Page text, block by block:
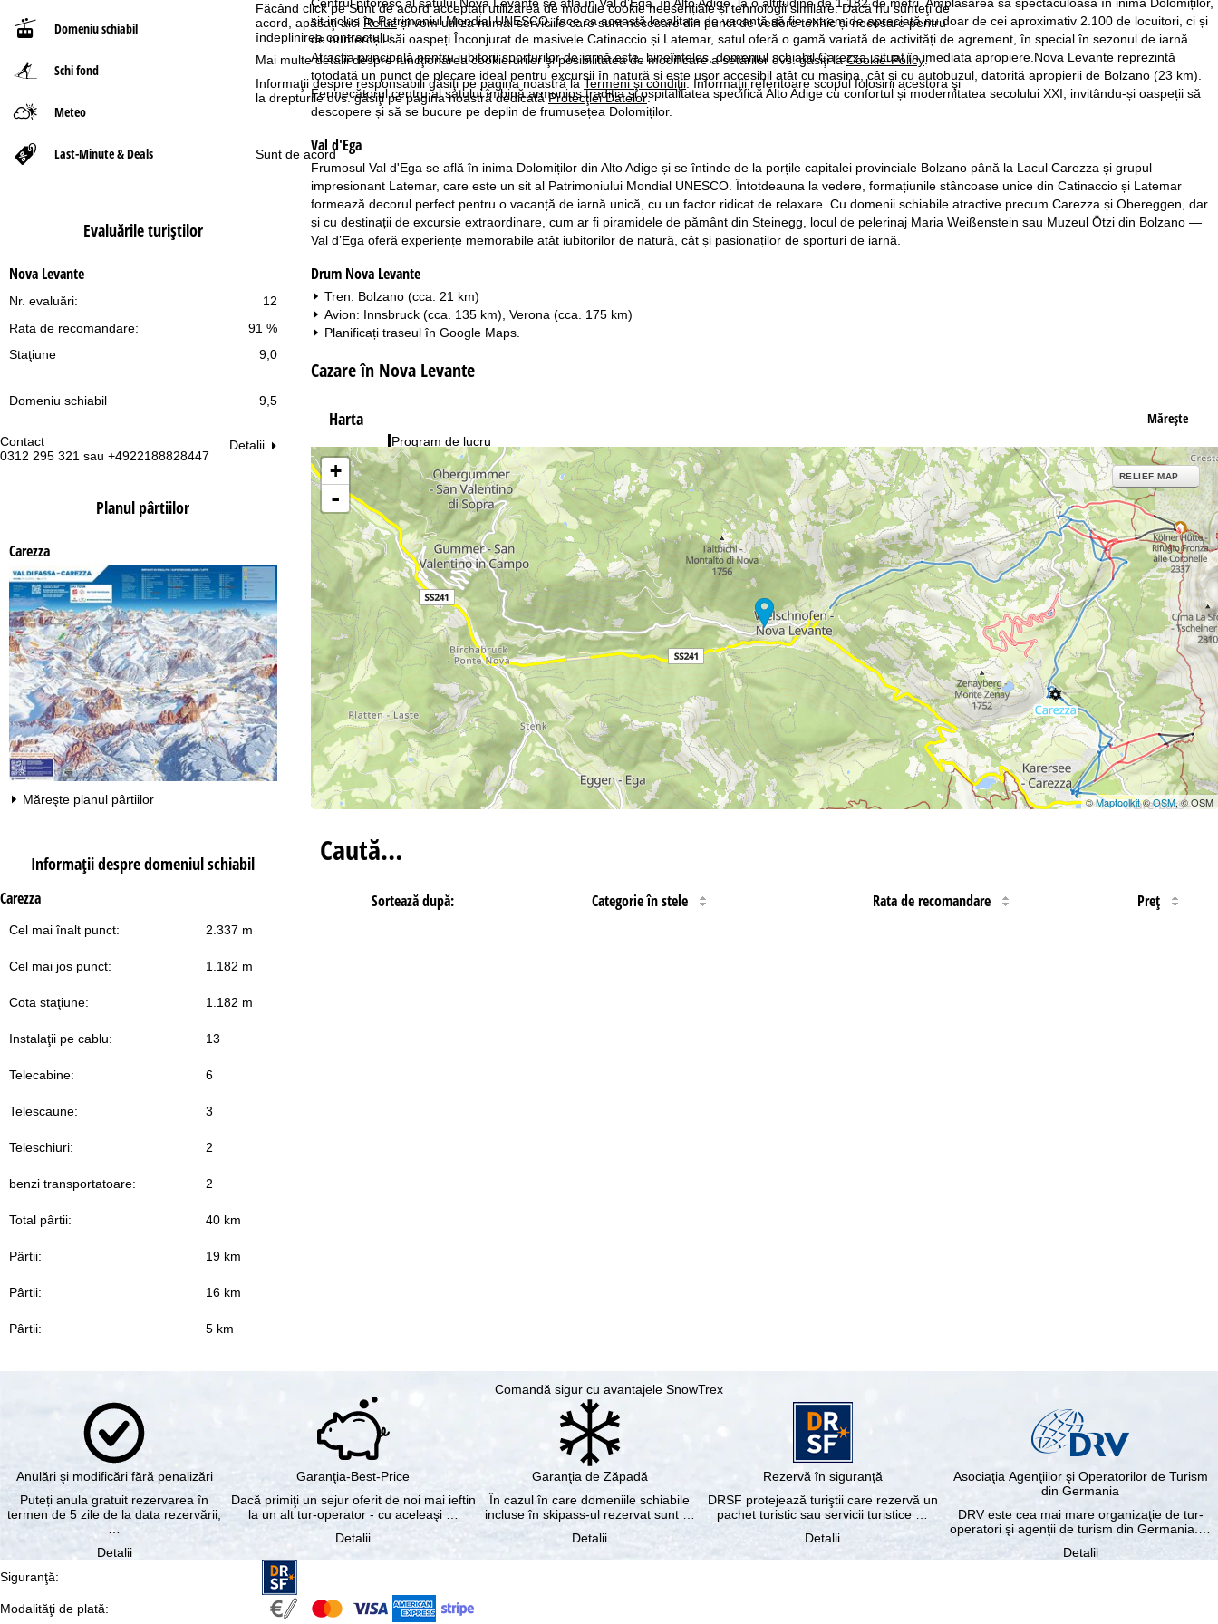
Făcând click peSunt de acordacceptați utilizarea de module cookie neesențiale și tehnologii similare. Dacă nu sunteţi de
acord, apăsaţi aiciRefuzși vom utiliza numai serviciile care sunt necesare din punct de vedere tehnic și necesare pentru
îndeplinirea contractului.
Mai multe detalii despre funcţionarea cookie-urilor şi posibilitatea de modificare a setărilor dvs. găsiţi laCookie-Policy.
Informaţii despre responsabili găsiţi pe pagina noastră laTermeni şi condiţii. Informaţii referitoare scopul folosirii acestora şi
la drepturile dvs. găsiţi pe pagina noastră dedicatăProtecţiei Datelor.
Sunt de acord
Contact
0312 295 321 sau +4922188828447
Program de lucru
Lun.-Joi:
10:00-18:00
Vin.:
10:00-15:00
Sâm.-Dum.:
închis
Contact
Asistenţă
Domeniu schiabil
Schi fond
Meteo
Last-Minute & Deals
Evaluările turiştilor
Nova Levante
12
Nr. evaluări:
91 %
Rata de recomandare:
Staţiune
9,0
Domeniu schiabil 9,5
Detalii
Planul pârtiilor
Carezza
Măreşte planul pârtiilor
Informaţii despre domeniul schiabil
Carezza
Cel mai înalt punct: 2.337 m
Cel mai jos punct: 1.182 m
Cota staţiune: 1.182 m
Instalaţii pe cablu: 13
Telecabine: 6
Telescaune: 3
Teleschiuri: 2
benzi transportatoare: 2
Total pârtii: 40 km
Pârtii: 19 km
Pârtii: 16 km
Pârtii: 5 km
ă
sit inclus în Patrimoniul Mondial UNESCO, face ca această localitate de vacanță să fie extrem de apreciată nu doar de cei aproximativ 2.100 de locuitori, ci și
de numeroșii săi oaspeți.Înconjurat de masivele Catinaccio și Latemar, satul oferă o gamă variată de activități de agrement, în special în sezonul de iarnă.
Atracția principală pentru iubitorii sporturilor de iarnă este, bineînțeles, domeniul schiabil Carezza, situat în imediata apropiere.Nova Levante reprezintă
totodată un punct de plecare ideal pentru excursii în natură și este ușor accesibil atât cu mașina, cât și cu autobuzul, datorită apropierii de Bolzano (23 km).
Fermecătorul centru al satului îmbină armonios tradiția și ospitalitatea specifică Alto Adige cu confortul și modernitatea secolului XXI, invitându-și oaspeții să
descopere și să se bucure pe deplin de frumusețea Dolomiților.
Val d'Ega
Frumosul Val d'Ega se află în inima Dolomiților din Alto Adige și se întinde de la porțile capitalei provinciale Bolzano până la Lacul Carezza și grupul
impresionant Latemar, care este un sit al Patrimoniului Mondial UNESCO. Întotdeauna la vedere, formațiunile stâncoase unice din Catinaccio și Latemar
formează decorul perfect pentru o vacanță de iarnă unică, cu un factor ridicat de relaxare. Cu domenii schiabile atractive precum Carezza și Obereggen, dar
și cu destinații de excursie extraordinare, cum ar fi piramidele de pământ din Steinegg, locul de pelerinaj Maria Weißenstein sau Muzeul Ötzi din Bolzano —
Val d’Ega oferă experiențe memorabile atât iubitorilor de natură, cât și pasionaților de sporturi de iarnă.
Drum Nova Levante
Tren: Bolzano (cca. 21 km)
Avion: Innsbruck (cca. 135 km), Verona (cca. 175 km)
Planificați traseul în Google Maps.
Cazare în Nova Levante
Harta Măreşte
+
-
RELIEF MAP
©Maptoolkit©OSM, © OSM
Caută…
Sortează după: Categorie în stele Rata de recomandare Preţ
Comandă sigur cu avantajele SnowTrex
Anulări şi modificări fără penalizări
Puteți anula gratuit rezervarea în
termen de 5 zile de la data rezervării,
Detalii
Garanţia-Best-Price
Dacă primiţi un sejur oferit de noi mai ieftin
la un alt tur-operator - cu aceleaşi …
Detalii
Garanţia de Zăpadă
În cazul în care domeniile schiabile
incluse în skipass-ul rezervat sunt …
Detalii
Rezervă în siguranţă
DRSF protejează turiştii care rezervă un
pachet turistic sau servicii turistice …
Detalii
Asociaţia Agenţiilor şi Operatorilor de Turism
din Germania
DRV este cea mai mare organizaţie de tur-
operatori şi agenţii de turism din Germania.…
Detalii
Siguranţă:
Modalităţi de plată: